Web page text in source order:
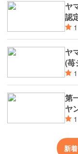
ヤマザキ 環境
認定 萌木の村 ㈱ (ナチュラル
MOEGI) コラボ ラ
ス
1
ヤマザキ ラン
(苺
1
第一パン 今年
ヤング)
揚 1
新